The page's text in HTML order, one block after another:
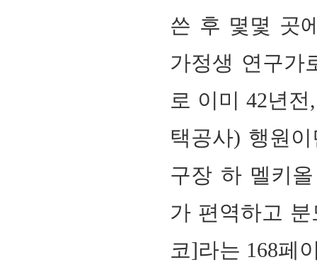
쓴 후 몇몇 곳
가정생 연구가
로 이미 42년
택공사) 행원
구장 하 멜키
가 편역하고
코]라는 168페